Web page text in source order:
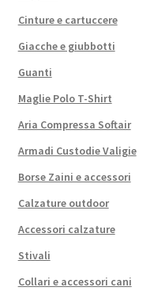
Cinture e cartuccere
Giacche e giubbotti
Guanti
Maglie Polo T-Shirt
Aria Compressa Softair
Armadi Custodie Valigie
Borse Zaini e accessori
Calzature outdoor
Accessori calzature
Stivali
Collari e accessori cani